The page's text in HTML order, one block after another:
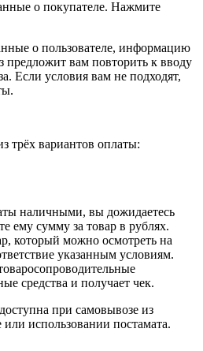
о покупателе. Нажмите
о пользователе, информацию
предложит вам повторить к вводу
Если условия вам не подходят,
трёх вариантов оплаты:
наличными, вы дожидаетесь
ему сумму за товар в рублях.
который можно осмотреть на
указанным условиям.
средства и получает чек.
при самовывозе из
использовании постамата.